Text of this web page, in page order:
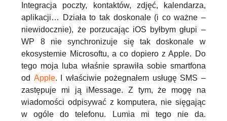
Integracja poczty, kontaktów, zdjęć, kalendarza,
aplikacji… Działa to tak doskonale (i co ważne –
niewidocznie), że porzucając iOS byłbym głupi –
WP 8 nie synchronizuje się tak doskonale w
ekosystemie Microsoftu, a co dopiero z Apple. Do
tego moja luba właśnie sprawiła sobie smartfona
od Apple. I właściwie pożegnałem usługę SMS –
zastępuje mi ją iMessage. Z tym, że mogę na
wiadomości odpisywać z komputera, nie sięgając
w ogóle do telefonu. Lumia mi tego nie da.